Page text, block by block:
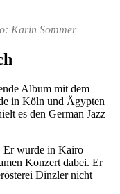
Karin Sommer
Album mit dem
in Köln und Ägypten
es den German Jazz
Er wurde in Kairo
Konzert dabei. Er
Dinzler nicht